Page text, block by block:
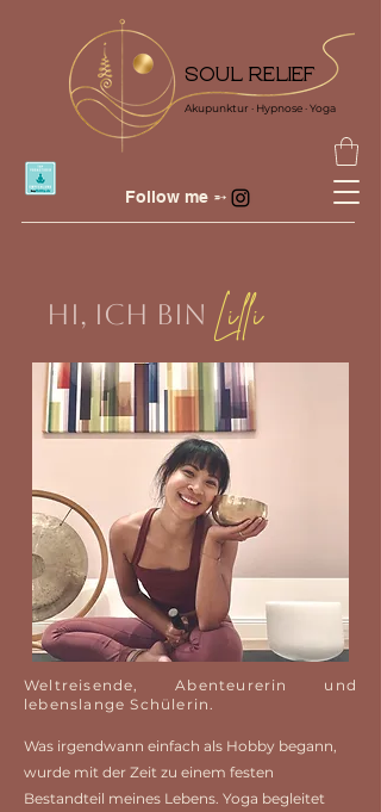
Follow me ➵
Akupunktur · Hypnose · Yoga
SOUL RELIEF
HI, ICH BIN Lilli
Weltreisende, Abenteurerin und
lebenslange Schülerin.
Was irgendwann einfach als Hobby begann,
wurde mit der Zeit zu einem festen
Bestandteil meines Lebens. Yoga begleitet